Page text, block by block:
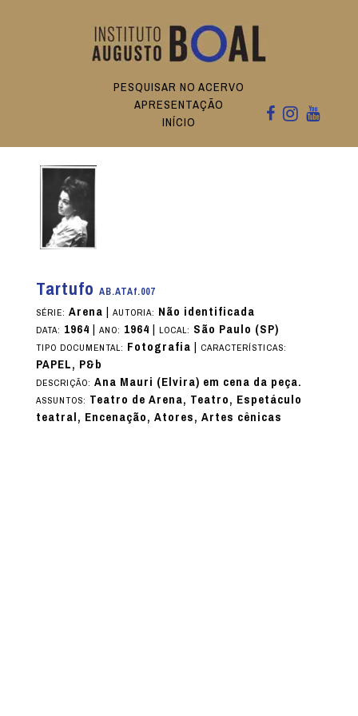
PESQUISAR NO ACERVO
APRESENTAÇÃO
INÍCIO
Tartufo AB.ATAf.007
SÉRIE: Arena| AUTORIA: Não identificada
DATA: 1964| ANO: 1964| LOCAL: São Paulo (SP)
TIPO DOCUMENTAL: Fotografia| CARACTERÍSTICAS:
PAPEL, P&b
DESCRIÇÃO: Ana Mauri (Elvira) em cena da peça.
ASSUNTOS: Teatro de Arena, Teatro, Espetáculo
teatral, Encenação, Atores, Artes cênicas